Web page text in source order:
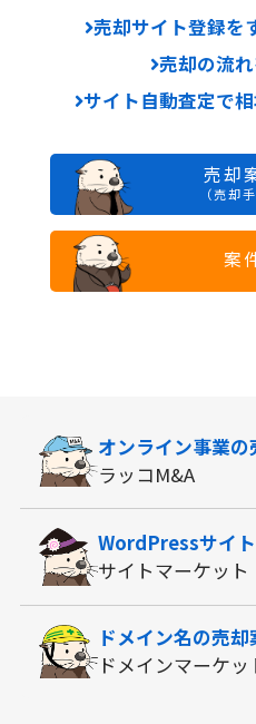
売却サイト登録を
売却の流
サイト自動査定で相
売却
（売却
案
オンライン事業の
ラッコM&A
WordPressサイ
サイトマーケット
ドメイン名の売却
ドメインマーケッ